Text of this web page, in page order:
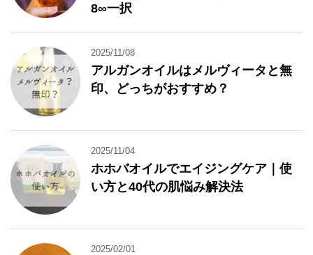
8∞一択
2025/11/08
アルガンオイルはメルヴィータと無
印、どっちがおすすめ？
2025/11/04
ホホバオイルでエイジングケア｜使
い方と40代の肌悩み解決法
2025/02/01